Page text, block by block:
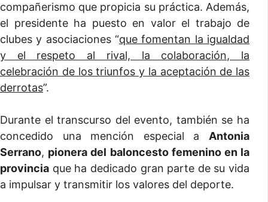
compañerismo que propicia su práctica. Además,
el presidente ha puesto en valor el trabajo de
clubes y asociaciones “que fomentan la igualdad
y el respeto al rival, la colaboración, la
celebración de los triunfos y la aceptación de las
derrotas”.
Durante el transcurso del evento, también se ha
concedido una mención especial a Antonia
Serrano, pionera del baloncesto femenino en la
provincia que ha dedicado gran parte de su vida
a impulsar y transmitir los valores del deporte.